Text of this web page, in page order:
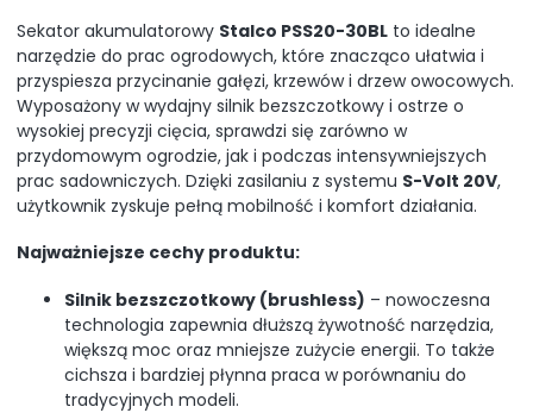
Sekator akumulatorowy Stalco PSS20-30BL to idealne
narzędzie do prac ogrodowych, które znacząco ułatwia i
przyspiesza przycinanie gałęzi, krzewów i drzew owocowych.
Wyposażony w wydajny silnik bezszczotkowy i ostrze o
wysokiej precyzji cięcia, sprawdzi się zarówno w
przydomowym ogrodzie, jak i podczas intensywniejszych
prac sadowniczych. Dzięki zasilaniu z systemu S-Volt 20V,
użytkownik zyskuje pełną mobilność i komfort działania.
Najważniejsze cechy produktu:
Silnik bezszczotkowy (brushless) – nowoczesna
technologia zapewnia dłuższą żywotność narzędzia,
większą moc oraz mniejsze zużycie energii. To także
cichsza i bardziej płynna praca w porównaniu do
tradycyjnych modeli.